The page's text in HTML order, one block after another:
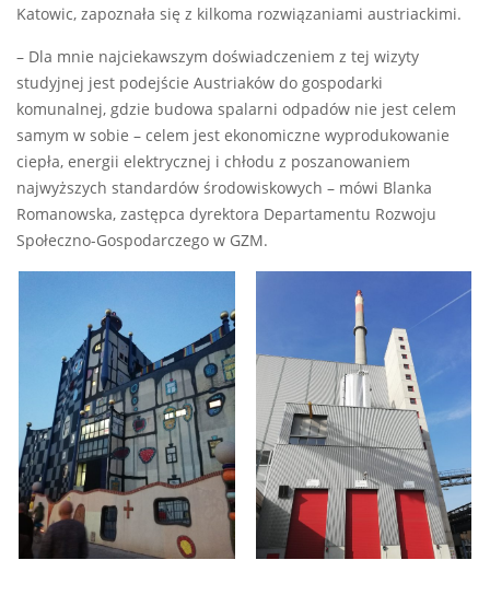
Katowic, zapoznała się z kilkoma rozwiązaniami austriackimi.
– Dla mnie najciekawszym doświadczeniem z tej wizyty
studyjnej jest podejście Austriaków do gospodarki
komunalnej, gdzie budowa spalarni odpadów nie jest celem
samym w sobie – celem jest ekonomiczne wyprodukowanie
ciepła, energii elektrycznej i chłodu z poszanowaniem
najwyższych standardów środowiskowych – mówi Blanka
Romanowska, zastępca dyrektora Departamentu Rozwoju
Społeczno-Gospodarczego w GZM.